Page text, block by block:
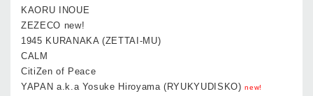
KAORU INOUE
ZEZECO new!
1945 KURANAKA (ZETTAI-MU)
CALM
CitiZen of Peace
YAPAN a.k.a Yosuke Hiroyama (RYUKYUDISKO)new!